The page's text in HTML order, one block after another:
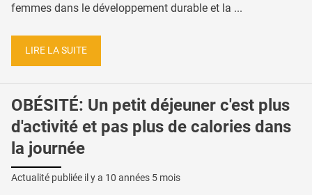
femmes dans le développement durable et la ...
LIRE LA SUITE
OBÉSITÉ: Un petit déjeuner c'est plus
d'activité et pas plus de calories dans
la journée
Actualité publiée il y a 10 années 5 mois